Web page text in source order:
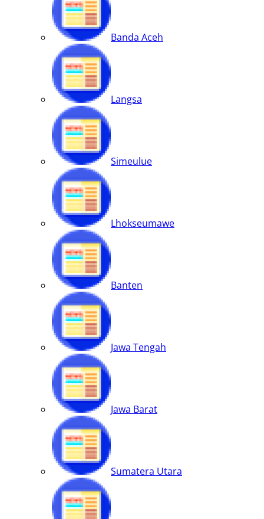
Banda Aceh
Langsa
Simeulue
Lhokseumawe
Banten
Jawa Tengah
Jawa Barat
Sumatera Utara